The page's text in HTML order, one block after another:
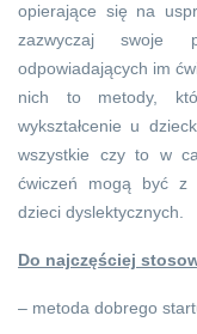
opierające się na
zazwyczaj swoje
odpowiadających im
nich to metody,
wykształcenie u
wszystkie czy to w
ćwiczeń mogą być z
dzieci dyslektycznych.
Do najczęściej
– metoda dobrego